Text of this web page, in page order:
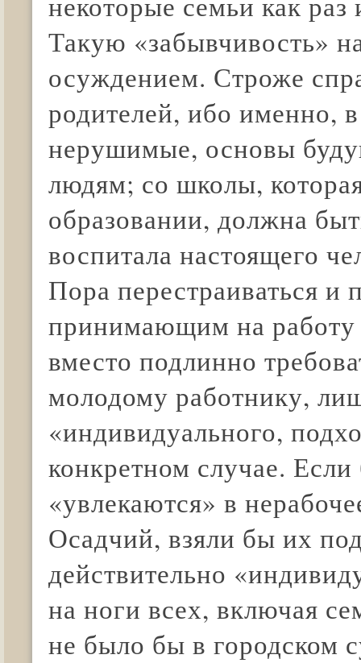
Такую «забывчивость»
осуждением. Строже
родителей, ибо именно,
нерушимые, основы
людям; со школы,
образовании, должна
воспитала настоящего
Пора перестраиваться и
принимающим на работу
вместо подлинно
молодому работнику,
«индивидуального,
конкретном случае.
«увлекаются» в
Осадчий, взяли бы их
действительно
на ноги всех, включая
не было бы в городском